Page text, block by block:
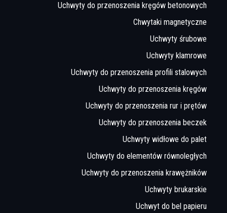
Uchwyty do przenoszenia kręgów betonowych
Chwytaki magnetyczne
Uchwyty śrubowe
Uchwyty klamrowe
Uchwyty do przenoszenia profili stalowych
Uchwyty do przenoszenia kręgów
Uchwyty do przenoszenia rur i prętów
Uchwyty do przenoszenia beczek
Uchwyty widłowe do palet
Uchwyty do elementów równoległych
Uchwyty do przenoszenia krawężników
Uchwyty brukarskie
Uchwyt do bel papieru